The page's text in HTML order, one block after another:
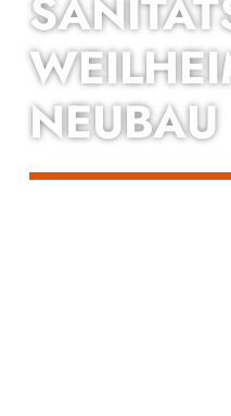
NEUBAU